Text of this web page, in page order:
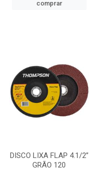
comprar
DISCO LIXA FLAP 4.1/2”
GRÃO 120